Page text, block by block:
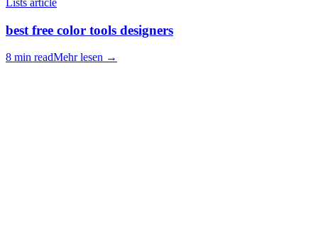
Lists article
best free color tools designers
8 min readMehr lesen →